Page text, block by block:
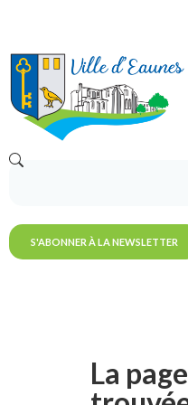
S'ABONNER À LA NEWSLETTER
La